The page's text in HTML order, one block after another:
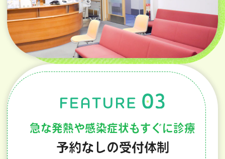
急な発熱や感染症状もすぐに診療
予約なしの受付体制